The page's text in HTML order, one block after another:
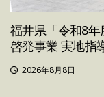
福井県「令和8
啓発事業 実地指
2026年8月8日